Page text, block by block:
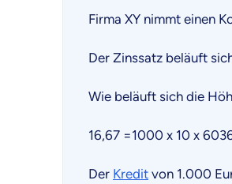
Firma XY nimmt einen
Der Zinssatz beläuft
Wie beläuft sich die
16,67 =1000 x 10 x
Der Kredit von 1.000